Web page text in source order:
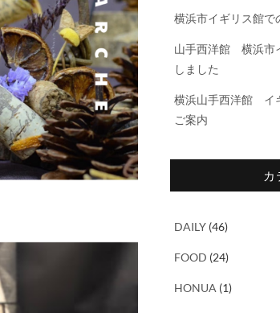
横浜市イギリス館で
山手西洋館 横浜市
しました
横浜山手西洋館 イ
ご案内
カ
DAILY (46)
FOOD (24)
HONUA (1)